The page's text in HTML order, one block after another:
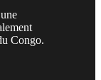
Congo.